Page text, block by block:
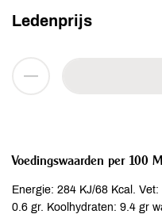
Ledenprijs
Voedingswaarden per 100
Energie: 284 KJ/68 Kcal.
0.6 gr. Koolhydraten: 9.4 gr